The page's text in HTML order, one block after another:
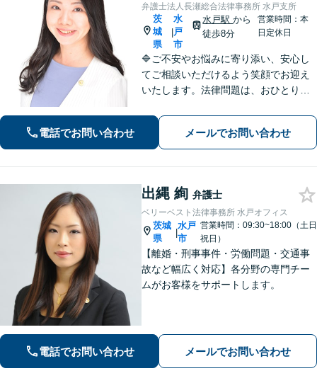
弁護士法人長瀬総合法律事務所 水戸支所
茨
城
県
|
水
戸
市
水戸駅から
徒歩8分
営業時間：本
日定休日
🔷ご不安やお悩みに寄り添い、安心し
てご相談いただけるよう笑顔でお迎え
いたします。法律問題は、おひとりで
だき、まずは弁護士へご相談くださ
い。🔷遺産相続問題・離婚問題・男女
トラブル・交通事故・企業法務等幅広
く対応可能
電話でお問い合わせ メールでお問い合わせ
出縄 絢 弁護士
ベリーベスト法律事務所 水戸オフィス
茨城
県
|
水戸
市
営業時間：09:30~18:00（土日
祝日）
【離婚・刑事事件・労働問題・交通事
故など幅広く対応】各分野の専門チー
ムがお客様をサポートします。
電話でお問い合わせ メールでお問い合わせ